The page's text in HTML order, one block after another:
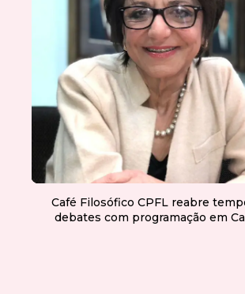
Café Filosófico CPFL reabre
debates com programação em